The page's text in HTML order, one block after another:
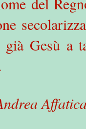
Gesù a